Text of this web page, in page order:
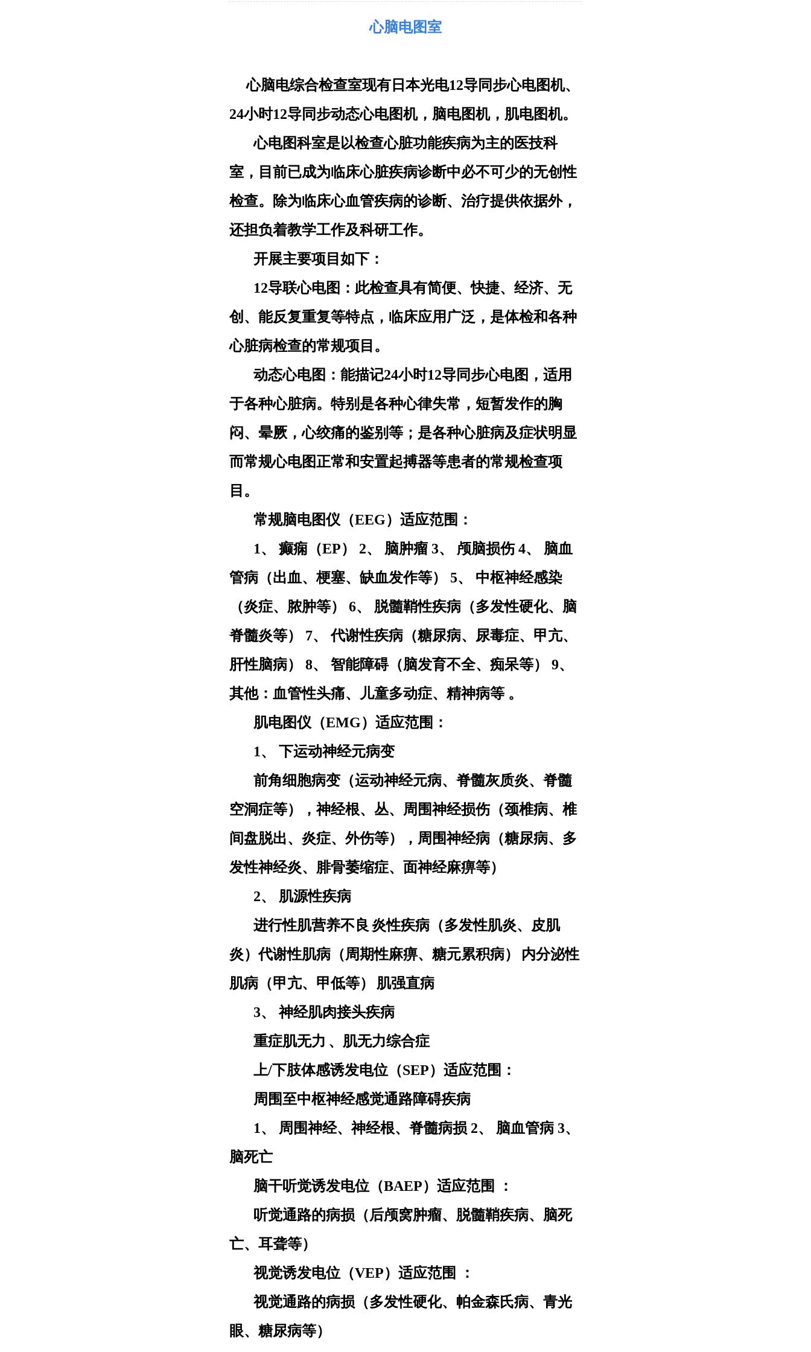
心脑电图室
心脑电综合检查室现有日本光电12导同步心电图机、
24小时12导同步动态心电图机，脑电图机，肌电图机。
心电图科室是以检查心脏功能疾病为主的医技科
室，目前已成为临床心脏疾病诊断中必不可少的无创性
检查。除为临床心血管疾病的诊断、治疗提供依据外，
还担负着教学工作及科研工作。
开展主要项目如下：
12导联心电图：此检查具有简便、快捷、经济、无
创、能反复重复等特点，临床应用广泛，是体检和各种
心脏病检查的常规项目。
动态心电图：能描记24小时12导同步心电图，适用
于各种心脏病。特别是各种心律失常，短暂发作的胸
闷、晕厥，心绞痛的鉴别等；是各种心脏病及症状明显
而常规心电图正常和安置起搏器等患者的常规检查项
目。
常规脑电图仪（EEG）适应范围：
1、 癫痫（EP） 2、 脑肿瘤 3、 颅脑损伤 4、 脑血
管病（出血、梗塞、缺血发作等） 5、 中枢神经感染
（炎症、脓肿等） 6、 脱髓鞘性疾病（多发性硬化、脑
脊髓炎等） 7、 代谢性疾病（糖尿病、尿毒症、甲亢、
肝性脑病） 8、 智能障碍（脑发育不全、痴呆等） 9、
其他：血管性头痛、儿童多动症、精神病等 。
肌电图仪（EMG）适应范围：
1、 下运动神经元病变
前角细胞病变（运动神经元病、脊髓灰质炎、脊髓
空洞症等），神经根、丛、周围神经损伤（颈椎病、椎
间盘脱出、炎症、外伤等），周围神经病（糖尿病、多
发性神经炎、腓骨萎缩症、面神经麻痹等）
2、 肌源性疾病
进行性肌营养不良 炎性疾病（多发性肌炎、皮肌
炎）代谢性肌病（周期性麻痹、糖元累积病）
内分泌性
肌病（甲亢、甲低等）
肌强直病
3、 神经肌肉接头疾病
重症肌无力 、肌无力综合症
上/下肢体感诱发电位（SEP）适应范围：
周围至中枢神经感觉通路障碍疾病
1、 周围神经、神经根、脊髓病损 2、 脑血管病 3、
脑死亡
脑干听觉诱发电位（BAEP）适应范围 ：
听觉通路的病损（后颅窝肿瘤、脱髓鞘疾病、脑死
亡、耳聋等）
视觉诱发电位（VEP）适应范围 ：
视觉通路的病损（多发性硬化、帕金森氏病、青光
眼、糖尿病等）